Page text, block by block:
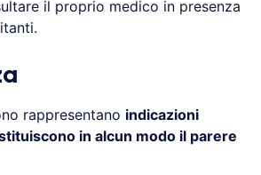
il proprio medico in presenza
rappresentano indicazioni
in alcun modo il parere